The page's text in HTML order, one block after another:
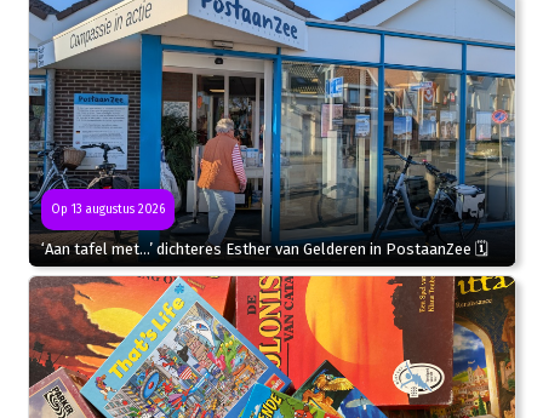
Op 13 augustus 2026
‘Aan tafel met…’ dichteres Esther van Gelderen in PostaanZee 🗓